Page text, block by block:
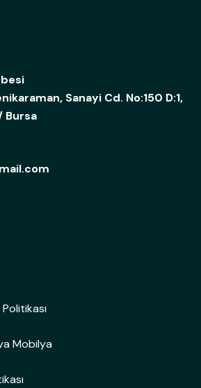
Sanayi Cd. No:150 D:1,
Bursa
Mobilya